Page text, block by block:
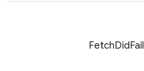
FetchDidFail